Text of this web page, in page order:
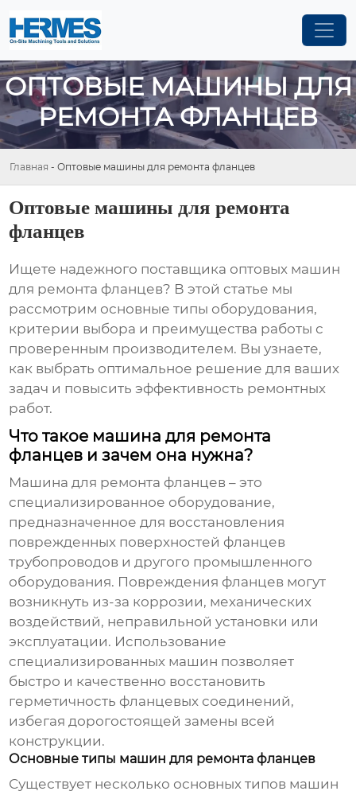
ОПТОВЫЕ МАШИНЫ ДЛЯ
РЕМОНТА ФЛАНЦЕВ
Главная - Оптовые машины для ремонта фланцев
Оптовые машины для ремонта
фланцев
Ищете надежного поставщика оптовых машин
для ремонта фланцев? В этой статье мы
рассмотрим основные типы оборудования,
критерии выбора и преимущества работы с
проверенным производителем. Вы узнаете,
как выбрать оптимальное решение для ваших
задач и повысить эффективность ремонтных
работ.
Что такое машина для ремонта
фланцев и зачем она нужна?
Машина для ремонта фланцев – это
специализированное оборудование,
предназначенное для восстановления
поврежденных поверхностей фланцев
трубопроводов и другого промышленного
оборудования. Повреждения фланцев могут
возникнуть из-за коррозии, механических
воздействий, неправильной установки или
эксплуатации. Использование
специализированных машин позволяет
быстро и качественно восстановить
герметичность фланцевых соединений,
избегая дорогостоящей замены всей
конструкции.
Основные типы машин для ремонта фланцев
Существует несколько основных типов машин